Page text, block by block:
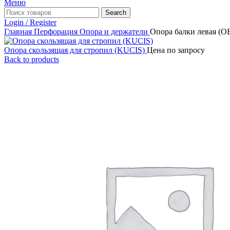
Меню
Search
Login / Register
Главная Перфорация Опора и держатели Опора балки левая
Опора скользящая для стропил (KUCIS) Цена по запросу
Back to products